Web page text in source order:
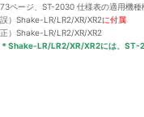
73ページ、ST-2030 仕様表の適用機種
誤）Shake-LR/LR2/XR/XR2に付属
正）Shake-LR/LR2/XR/XR2
＊Shake-LR/LR2/XR/XR2には、ST-